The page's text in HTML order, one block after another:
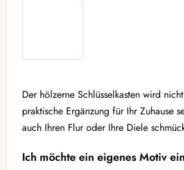
Der hölzerne Schlüsselkasten wird
praktische Ergänzung für Ihr Zuhause
auch Ihren Flur oder Ihre Diele
Ich möchte ein eigenes Motiv